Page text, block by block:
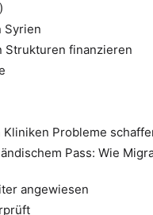
Syrien
Strukturen finanzieren
Probleme
Pass: Wie
angewiesen